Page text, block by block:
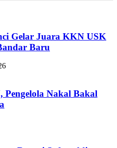
Gelar Juara KKN USK
Baru
Pengelola Nakal Bakal